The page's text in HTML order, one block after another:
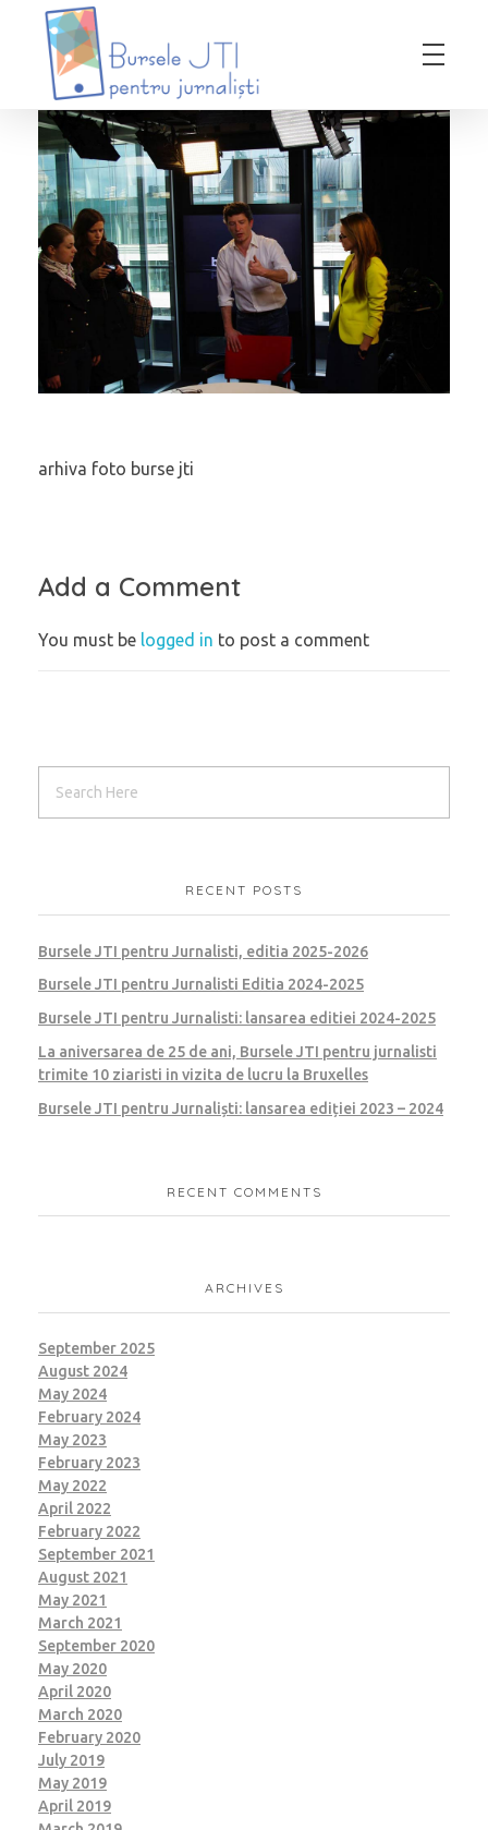
Bursele JTI pentru Jurnalisti
ediția 2018-2019
arhiva foto burse jti
Add a Comment
You must be logged in to post a comment
RECENT POSTS
Bursele JTI pentru Jurnalisti, editia 2025-2026
Bursele JTI pentru Jurnalisti Editia 2024-2025
Bursele JTI pentru Jurnalisti: lansarea editiei 2024-2025
La aniversarea de 25 de ani, Bursele JTI pentru jurnalisti
trimite 10 ziaristi in vizita de lucru la Bruxelles
Bursele JTI pentru Jurnaliști: lansarea ediției 2023 – 2024
RECENT COMMENTS
ARCHIVES
September 2025
August 2024
May 2024
February 2024
May 2023
February 2023
May 2022
April 2022
February 2022
September 2021
August 2021
May 2021
March 2021
September 2020
May 2020
April 2020
March 2020
February 2020
July 2019
May 2019
April 2019